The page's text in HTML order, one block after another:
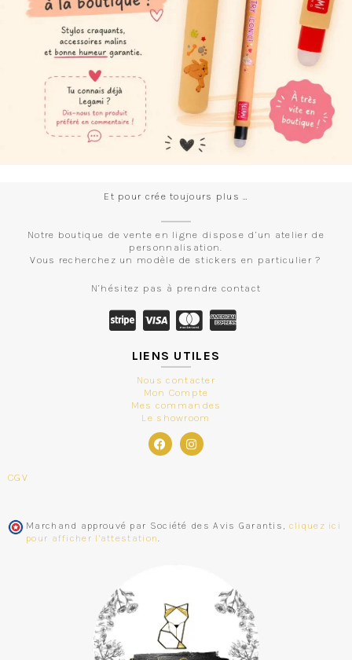
Et pour crée toujours plus …
Notre boutique de vente en ligne dispose d’un atelier de
personnalisation.
Vous recherchez un modèle de stickers en particulier ?
N’hésitez pas à prendre contact
LIENS UTILES
Nous contacter
Mon Compte
Mes commandes
Le showroom
CGV
Marchand approuvé par Société des Avis Garantis, cliquez ici
pour afficher l'attestation.